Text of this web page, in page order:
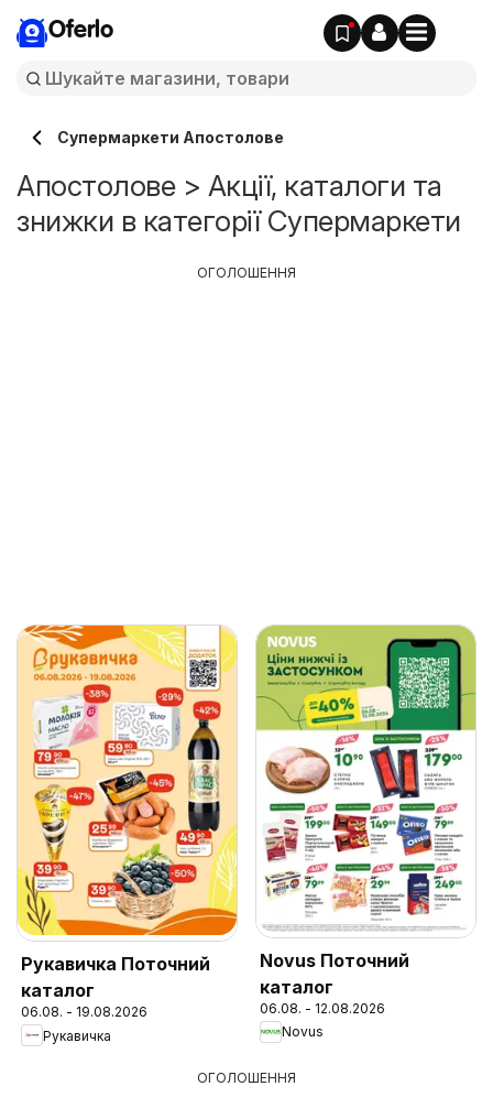
Oferlo
Супермаркети Апостолове
Апостолове > Акції, каталоги та
знижки в категорії Супермаркети
Рукавичка Поточний
каталог
06.08. - 19.08.2026
Рукавичка
Novus Поточний
каталог
06.08. - 12.08.2026
Novus
ОГОЛОШЕННЯ
ОГОЛОШЕННЯ